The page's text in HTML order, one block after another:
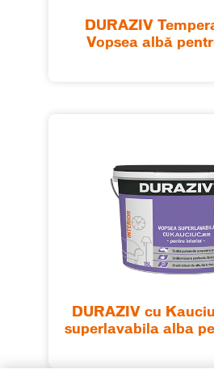
DURAZIV
Vopsea albă
DURAZIV cu
superlavabila alba